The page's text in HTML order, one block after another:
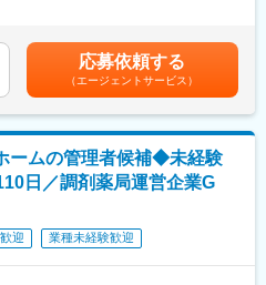
っ越しや地元就職など、さまざまな
応可能です。
業務
とモチベーションマネジメント
めの施策立案・実施
との交流など、幅広いコミュニケー
の親密なコミュニケーション
ほとんどございません。
業務を学んでいただきます。
目）年収800万円/部長（入社10年
金額であり、選考を通じて上下する
額)は固定手当を含めた表記です。
応募依頼する
（エージェントサービス）
ームの管理者候補◆未経験
日／調剤薬局運営企業G
迎 業種未経験歓迎